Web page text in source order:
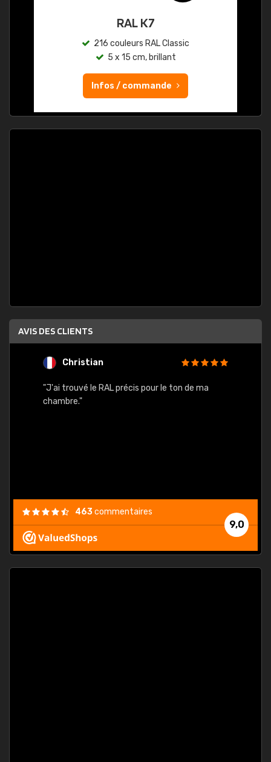
RAL K7
216 couleurs RAL Classic
5 x 15 cm, brillant
Infos / commande
AVIS DES CLIENTS
Christian
"J'ai trouvé le RAL précis pour le ton de ma
chambre."
9,0
463commentaires